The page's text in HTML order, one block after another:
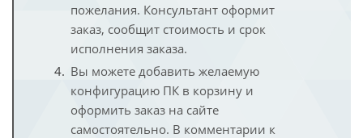
пожелания. Консультант оформит
заказ, сообщит стоимость и срок
исполнения заказа.
Вы можете добавить желаемую
конфигурацию ПК в корзину и
оформить заказ на сайте
самостоятельно. В комментарии к